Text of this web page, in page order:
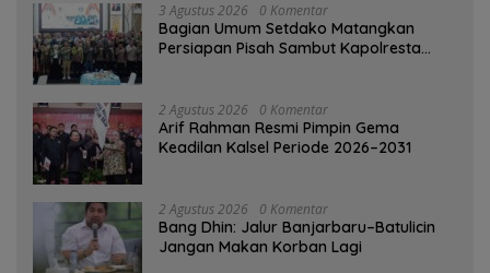
3 Agustus 2026 0 Komentar
Bagian Umum Setdako Matangkan
Persiapan Pisah Sambut Kapolresta
2 Agustus 2026 0 Komentar
Arif Rahman Resmi Pimpin Gema
Keadilan Kalsel Periode 2026–2031
2 Agustus 2026 0 Komentar
Bang Dhin: Jalur Banjarbaru–Batulicin
Jangan Makan Korban Lagi